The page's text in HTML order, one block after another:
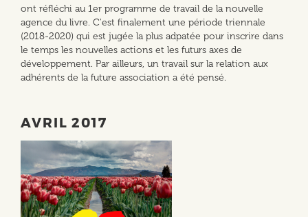
ont réfléchi au 1er programme de travail de la nouvelle
agence du livre. C'est finalement une période triennale
(2018-2020) qui est jugée la plus adpatée pour inscrire dans
le temps les nouvelles actions et les futurs axes de
développement. Par ailleurs, un travail sur la relation aux
adhérents de la future association a été pensé.
AVRIL 2017